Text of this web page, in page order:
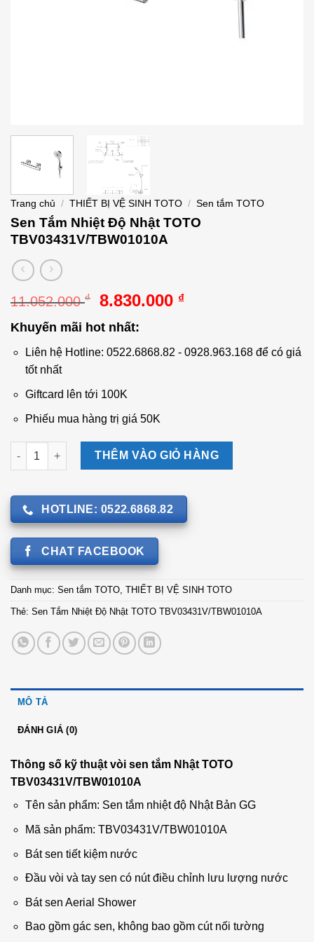
Trang chủ / THIẾT BỊ VỆ SINH TOTO / Sen tắm TOTO
Sen Tắm Nhiệt Độ Nhật TOTO
TBV03431V/TBW01010A
11.052.000₫
Giá
gốc
là:
11.052.000 ₫.
8.830.000 ₫Giá
là:
Khuyến mãi hot nhất:
Liên hệ Hotline: 0522.6868.82 - 0928.963.168 để có giá
tốt nhất
Giftcard lên tới 100K
Phiếu mua hàng trị giá 50K
Sen Tắm Nhiệt Độ Nhật TOTO TBV03431V/TBW01010A số lượng
THÊM VÀO GIỎ HÀNG
HOTLINE: 0522.6868.82
CHAT FACEBOOK
Danh mục: Sen tắm TOTO, THIẾT BỊ VỆ SINH TOTO
Thẻ: Sen Tắm Nhiệt Độ Nhật TOTO TBV03431V/TBW01010A
MÔ TẢ
ĐÁNH GIÁ (0)
Thông số kỹ thuật vòi sen tắm Nhật TOTO
TBV03431V/TBW01010A
Tên sản phẩm: Sen tắm nhiệt độ Nhật Bản GG
​Mã sản phẩm: TBV03431V/TBW01010A
Bát sen tiết kiệm nước
Đầu vòi và tay sen có nút điều chỉnh lưu lượng nước
Bát sen Aerial Shower
Bao gồm gác sen, không bao gồm cút nối tường